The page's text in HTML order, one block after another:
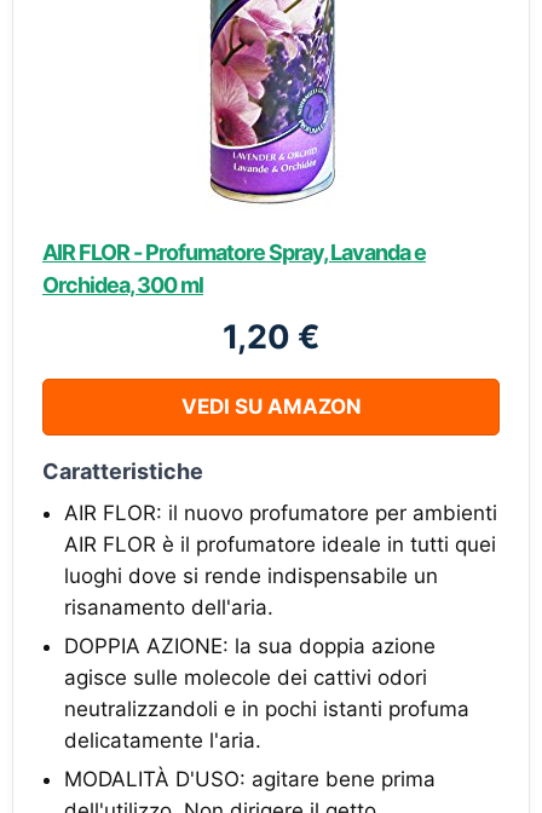
AIR FLOR - Profumatore Spray, Lavanda e
Orchidea, 300 ml
1,20 €
VEDI SU AMAZON
Caratteristiche
AIR FLOR: il nuovo profumatore per ambienti
AIR FLOR è il profumatore ideale in tutti quei
luoghi dove si rende indispensabile un
risanamento dell'aria.
DOPPIA AZIONE: la sua doppia azione
agisce sulle molecole dei cattivi odori
neutralizzandoli e in pochi istanti profuma
delicatamente l'aria.
MODALITÀ D'USO: agitare bene prima